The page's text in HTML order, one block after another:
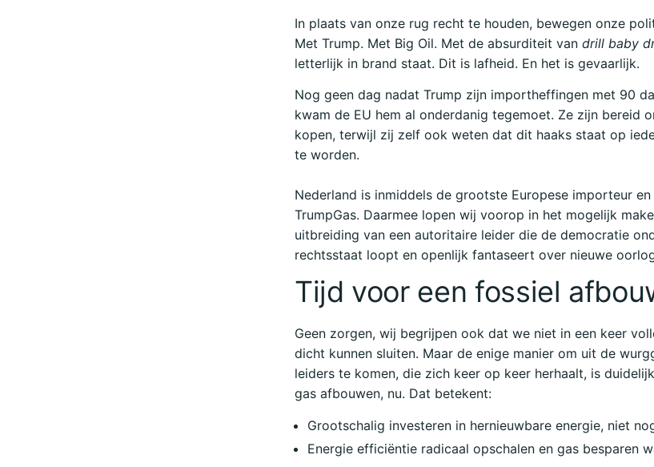
In plaats van onze rug recht te houden, bewegen onze
Met Trump. Met Big Oil. Met de absurditeit van drill baby
letterlijk in brand staat. Dit is lafheid. En het is gevaarlijk.
Nog geen dag nadat Trump zijn importheffingen met 90
kwam de EU hem al onderdanig tegemoet. Ze zijn bereid
kopen, terwijl zij zelf ook weten dat dit haaks staat op
te worden.
Nederland is inmiddels de grootste Europese importeur
TrumpGas. Daarmee lopen wij voorop in het mogelijk
uitbreiding van een autoritaire leider die de democratie
rechtsstaat loopt en openlijk fantaseert over nieuwe
Tijd voor een fossiel
Geen zorgen, wij begrijpen ook dat we niet in een keer
dicht kunnen sluiten. Maar de enige manier om uit de
leiders te komen, die zich keer op keer herhaalt, is
gas afbouwen, nu. Dat betekent:
Grootschalig investeren in hernieuwbare energie, niet
Energie efficiëntie radicaal opschalen en gas besparen